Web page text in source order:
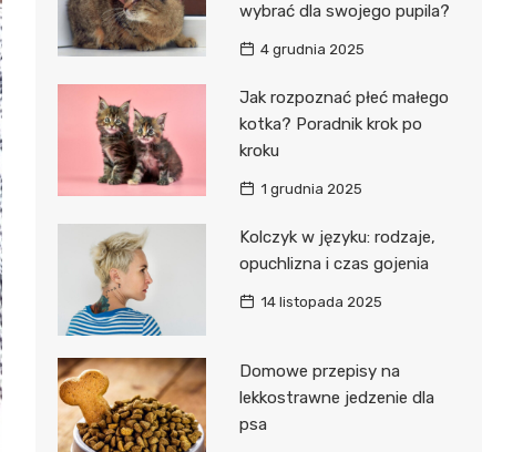
wybrać dla swojego pupila?
4 grudnia 2025
Jak rozpoznać płeć małego
kotka? Poradnik krok po
kroku
1 grudnia 2025
Kolczyk w języku: rodzaje,
opuchlizna i czas gojenia
14 listopada 2025
Domowe przepisy na
lekkostrawne jedzenie dla
psa